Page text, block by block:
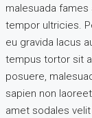
malesuada
tempor ultricies.
eu gravida lacus
tempus tortor sit
posuere,
sapien non
amet sodales